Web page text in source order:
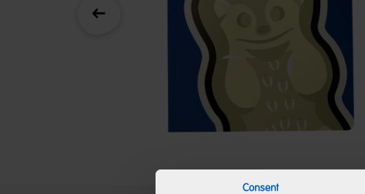
Consent
Zurück